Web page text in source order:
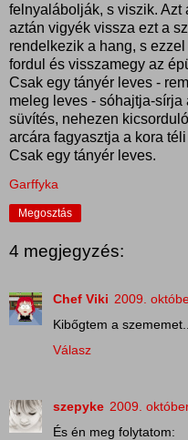
felnyalábolják, s viszik. Azt
aztán vigyék vissza ezt a
rendelkezik a hang, s
fordul és visszamegy az
Csak egy tányér leves -
meleg leves - sóhajtja-
süvítés, nehezen
arcára fagyasztja a kora
Csak egy tányér leves.
Garffyka
Megosztás
4 megjegyzés:
Chef Viki 2009.
Kibőgtem a szememet...
Válasz
szepyke 2009.
És én meg folytatom: